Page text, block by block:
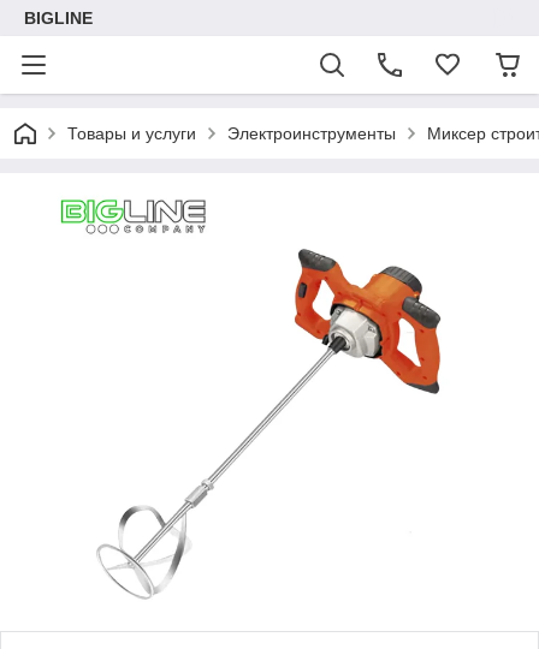
BIGLINE
Товары и услуги Электроинструменты Миксер